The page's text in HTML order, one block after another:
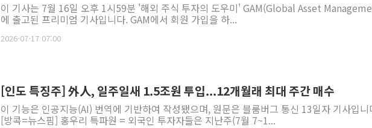
이 기사는 7월 16일 오후 1시59분 '해외 주식 투자의 도우미' GAM(Global Asset
에 출고된 프리미엄 기사입니다. GAM에서 회원 가입을 하...
2026-07-17 07:00
[인도 특징주] 外人, 일주일새 1.5조원 투입...12개월래 최대 주간 매수
이 기능은 인공지능(AI) 번역에 기반하여 작성됐으며, 원문은 블룸버그 통신 13일자 기사입니
[방콕=뉴스핌] 홍우리 특파원 = 외국인 투자자들은 지난주(7월 7~1...